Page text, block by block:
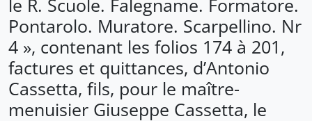
le R. Scuole. Falegname. Formatore.
Pontarolo. Muratore. Scarpellino. Nr
4 », contenant les folios 174 à 201,
factures et quittances, d’Antonio
Cassetta, fils, pour le maître-
menuisier Giuseppe Cassetta, le